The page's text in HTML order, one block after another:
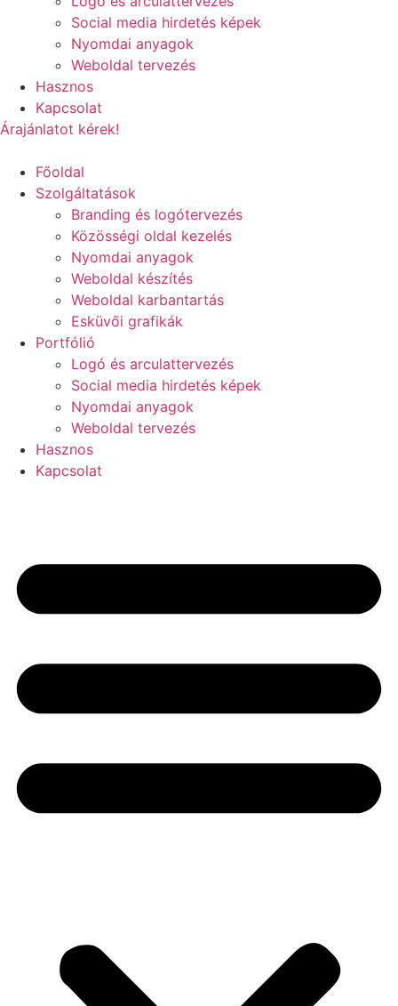
Social media hirdetés képek
Nyomdai anyagok
Weboldal tervezés
Hasznos
Kapcsolat
Árajánlatot kérek!
Főoldal
Szolgáltatások
Branding és logótervezés
Közösségi oldal kezelés
Nyomdai anyagok
Weboldal készítés
Weboldal karbantartás
Esküvői grafikák
Portfólió
Logó és arculattervezés
Social media hirdetés képek
Nyomdai anyagok
Weboldal tervezés
Hasznos
Kapcsolat